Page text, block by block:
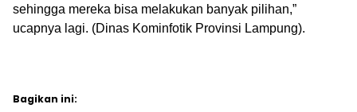
sehingga mereka bisa melakukan banyak pilihan,”
ucapnya lagi. (Dinas Kominfotik Provinsi Lampung).
Bagikan ini: